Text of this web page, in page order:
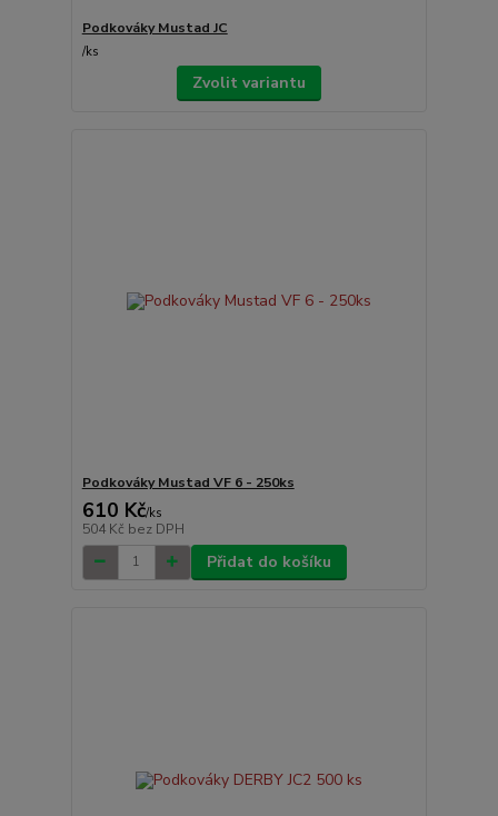
Podkováky Mustad JC
/ks
Zvolit variantu
Podkováky Mustad VF 6 - 250ks
610 Kč/ks
504 Kč bez DPH
Přidat do košíku